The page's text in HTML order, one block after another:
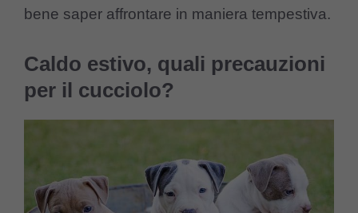
bene saper affrontare in maniera tempestiva.
Caldo estivo, quali precauzioni
per il cucciolo?